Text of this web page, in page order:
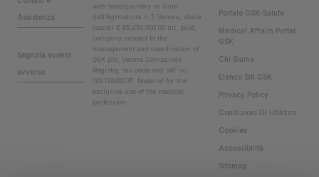
Assistenza
Segnala evento
avverso
with headquarters in Viale
dell'Agricoltura n.7, Verona, share
capital € 65,250,000.00 int. paid,
company subject to the
management and coordination of
GSK plc, Verona Companies
Registry, tax code and VAT no.
00212840235. Material for the
exclusive use of the medical
profession.
Portale GSK-Salute
Medical Affairs Portal
GSK
Chi Siamo
Elenco Siti GSK
Privacy Policy
Condizioni Di Utilizzo
Cookies
Accessibilità
Sitemap